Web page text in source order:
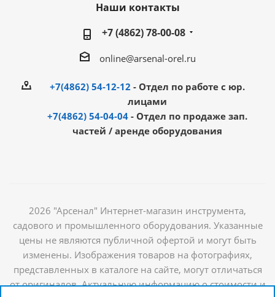
Наши контакты
+7 (4862) 78-00-08
online@arsenal-orel.ru
+7(4862) 54-12-12 - Отдел по работе с юр.
лицами
+7(4862) 54-04-04 - Отдел по продаже зап.
частей / аренде оборудования
2026 "Арсенал" Интернет-магазин инструмента,
садового и промышленного оборудования. Указанные
цены не являются публичной офертой и могут быть
изменены. Изображения товаров на фотографиях,
представленных в каталоге на сайте, могут отличаться
от оригиналов. Актуальную информацию о стоимости и